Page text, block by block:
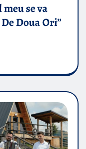
se va
Doua Ori”